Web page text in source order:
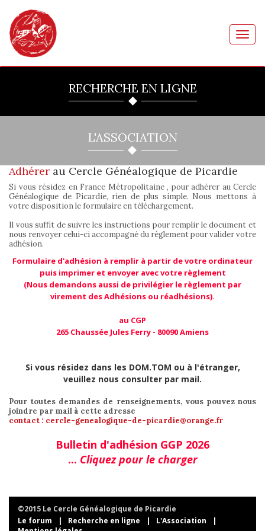
RECHERCHE EN LIGNE
L'ASSOCIATION
Adhérer au Cercle Généalogique de Picardie
Si vous résidez en France Métropolitaine , pour adhérer au Cercle
Généalogique de Picardie, rien de plus simple. Nous mettons à
votre disposition le formulaire en téléchargement.
Il vous suffit de suivre les instructions pour remplir le document et
nous renvoyer celui-ci accompagné du règlement pour valider votre
adhésion.
Formulaire d'adhésion à remplir à partir de votre ordinateur
puis imprimer et envoyer avec votre règlement
(Nous demandons aussi de privilégier le règlement par
virement des Adhésions ou réadhésions).
au CGP
265 Chaussée Jules Ferry - 80090 Amiens
Si vous résidez dans les DOM.TOM ou à l'étranger,
veuillez nous consulter par mail.
Pour toutes demandes de renseignements, vous pouvez nous
joindre par mail à cette adresse
contact : cercle-genealogique-de-picardie@orange.fr
Bulletin d'adhésion GGP 2026
... Cliquez pour le charger
©2015 Le Cercle Généalogique de Picardie
Le forum
| Recherche en ligne | L'Association
|